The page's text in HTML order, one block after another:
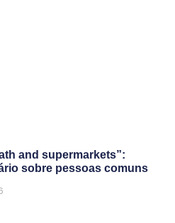
and supermarkets”:
sobre pessoas comuns